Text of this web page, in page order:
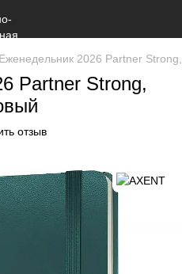
Еженедельник 2026 Partner
Partner Strong,
отзыв